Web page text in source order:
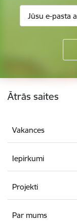
Kājene
Ātrās saites
Vakances
Iepirkumi
Projekti
Par mums